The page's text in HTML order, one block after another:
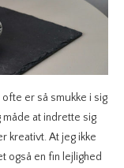
er så smukke i sig
at indrette sig
kreativt. At jeg ikke
også en fin lejlighed